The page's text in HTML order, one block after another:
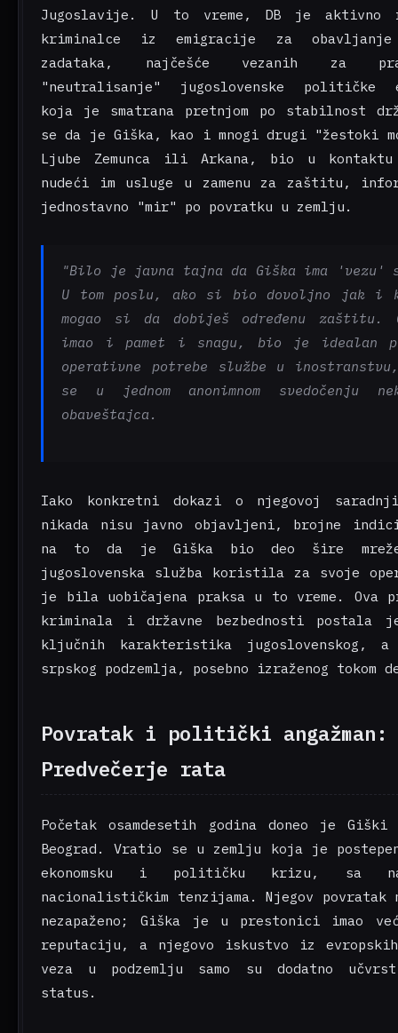
Jugoslavije. U to vreme, DB je aktivno
kriminalce iz emigracije za obavljanje
zadataka, najčešće vezanih za
"neutralisanje" jugoslovenske političke
koja je smatrana pretnjom po stabilnost
se da je Giška, kao i mnogi drugi "žestoki
Ljube Zemunca ili Arkana, bio u kontaktu
nudeći im usluge u zamenu za zaštitu,
jednostavno "mir" po povratku u zemlju.
"Bilo je javna tajna da Giška ima 'vezu'
U tom poslu, ako si bio dovoljno jak i
mogao si da dobiješ određenu zaštitu.
imao i pamet i snagu, bio je idealan
operativne potrebe službe u
se u jednom anonimnom svedočenju
obaveštajca.
Iako konkretni dokazi o njegovoj saradnji
nikada nisu javno objavljeni, brojne
na to da je Giška bio deo šire
jugoslovenska služba koristila za svoje
je bila uobičajena praksa u to vreme. Ova
kriminala i državne bezbednosti postala
ključnih karakteristika jugoslovenskog,
srpskog podzemlja, posebno izraženog tokom
Povratak i politički angažman:
Predvečerje rata
Početak osamdesetih godina doneo je
Beograd. Vratio se u zemlju koja je
ekonomsku i političku krizu, sa
nacionalističkim tenzijama. Njegov povratak
nezapaženo; Giška je u prestonici imao
reputaciju, a njegovo iskustvo iz
veza u podzemlju samo su dodatno
status.